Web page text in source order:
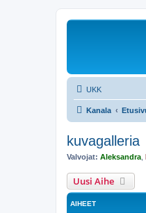
UKK
Kanala
kuvagalleria
Valvojat: Aleksandra
Uusi Aihe
AIHEET